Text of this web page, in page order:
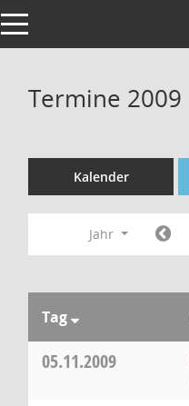
Toggle navigation
Termine 2009
Kalender
Jahr
Tag
05.11.2009